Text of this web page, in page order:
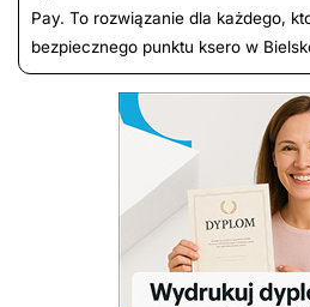
Pay. To rozwiązanie dla każdego,
bezpiecznego punktu ksero w